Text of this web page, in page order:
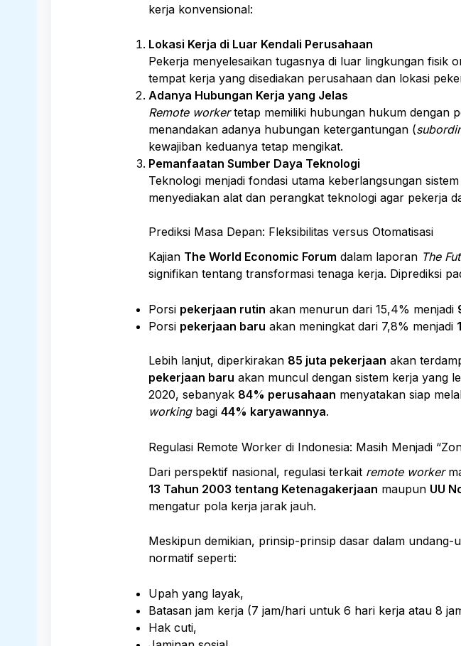
kerja konvensional:
Lokasi Kerja di Luar Kendali Perusahaan
Pekerja menyelesaikan tugasnya di luar lingkungan fisik
tempat kerja yang disediakan perusahaan dan lokasi
Adanya Hubungan Kerja yang Jelas
Remote workertetap memiliki hubungan hukum dengan
menandakan adanya hubungan ketergantungan (
kewajiban keduanya tetap mengikat.
Pemanfaatan Sumber Daya Teknologi
Teknologi menjadi fondasi utama keberlangsungan
menyediakan alat dan perangkat teknologi agar pekerja
Prediksi Masa Depan: Fleksibilitas versus Otomatisasi
Kajian The World Economic Forum dalam laporan The
signifikan tentang transformasi tenaga kerja. Diprediksi
Porsi pekerjaan rutin akan menurun dari 15,4% menjadi
Porsi pekerjaan baru akan meningkat dari 7,8% menjadi
Lebih lanjut, diperkirakan 85 juta pekerjaan akan
pekerjaan baru akan muncul dengan sistem kerja yang
2020, sebanyak 84% perusahaan menyatakan siap
workingbagi 44% karyawannya.
Regulasi Remote Worker di Indonesia: Masih Menjadi
Dari perspektif nasional, regulasi terkait remote worker
13 Tahun 2003 tentang Ketenagakerjaan maupun UU
mengatur pola kerja jarak jauh.
Meskipun demikian, prinsip-prinsip dasar dalam
normatif seperti:
Upah yang layak,
Batasan jam kerja (7 jam/hari untuk 6 hari kerja atau 8
Hak cuti,